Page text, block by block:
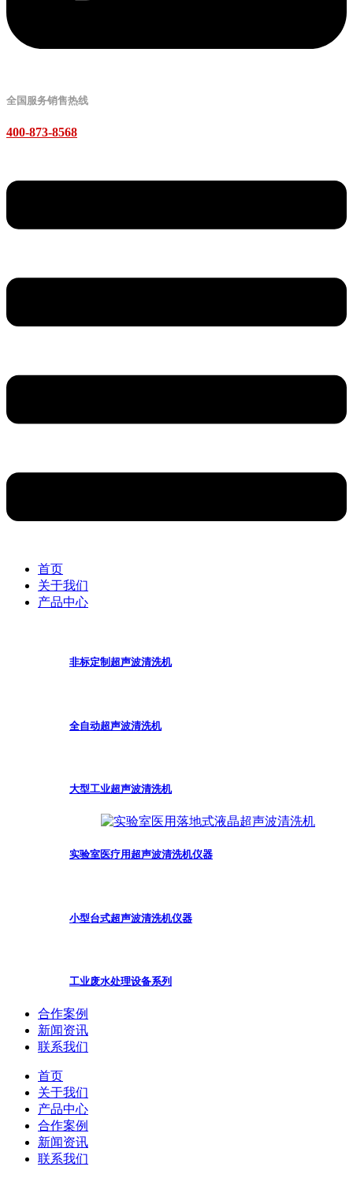
全国服务销售热线
400-873-8568
首页
关于我们
产品中心
非标定制超声波清洗机
全自动超声波清洗机
大型工业超声波清洗机
实验室医疗用超声波清洗机仪器
小型台式超声波清洗机仪器
工业废水处理设备系列
合作案例
新闻资讯
联系我们
首页
关于我们
产品中心
合作案例
新闻资讯
联系我们